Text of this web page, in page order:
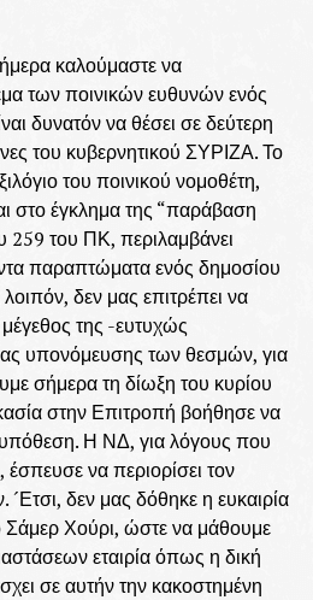
καλούμαστε να
των ποινικών ευθυνών ενός
δυνατόν να θέσει σε δεύτερη
του κυβερνητικού ΣΥΡΙΖΑ. Το
του ποινικού νομοθέτη,
στο έγκλημα της “παράβαση
259 του ΠΚ, περιλαμβάνει
παραπτώματα ενός δημοσίου
δεν μας επιτρέπει να
της -ευτυχώς
υπονόμευσης των θεσμών, για
σήμερα τη δίωξη του κυρίου
στην Επιτροπή βοήθησε να
Η ΝΔ, για λόγους που
να περιορίσει τον
δεν μας δόθηκε η ευκαιρία
Σάμερ Χούρι, ώστε να μάθουμε
εταιρία όπως η δική
σε αυτήν την κακοστημένη